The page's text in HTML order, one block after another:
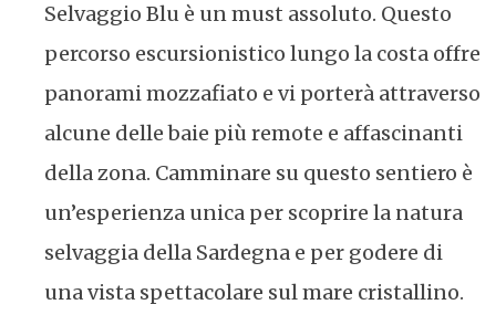
Selvaggio Blu è un must assoluto. Questo
percorso escursionistico lungo la costa offre
panorami mozzafiato e vi porterà attraverso
alcune delle baie più remote e affascinanti
della zona. Camminare su questo sentiero è
un’esperienza unica per scoprire la natura
selvaggia della Sardegna e per godere di
una vista spettacolare sul mare cristallino.